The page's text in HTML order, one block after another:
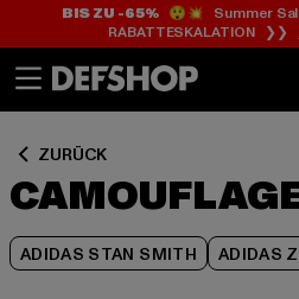
BIS ZU -65%😲💥 Summer
RABATTESKALATION ❯❯
ZURÜCK
ADIDAS STAN SMITH ADIDAS